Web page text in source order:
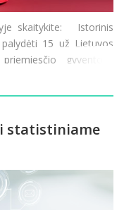
skaitykite: Istorinis
15 už Lietuvos
gyventojai
problemomis. Rokiškio
statistiniame